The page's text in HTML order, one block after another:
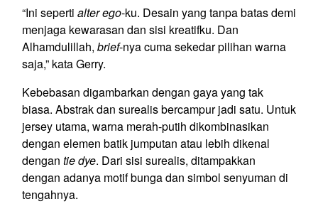
“Ini seperti alter ego-ku. Desain yang tanpa batas demi
menjaga kewarasan dan sisi kreatifku. Dan
Alhamdulillah, brief-nya cuma sekedar pilihan warna
saja,” kata Gerry.
Kebebasan digambarkan dengan gaya yang tak
biasa. Abstrak dan surealis bercampur jadi satu. Untuk
jersey utama, warna merah-putih dikombinasikan
dengan elemen batik jumputan atau lebih dikenal
dengan tie dye. Dari sisi surealis, ditampakkan
dengan adanya motif bunga dan simbol senyuman di
tengahnya.